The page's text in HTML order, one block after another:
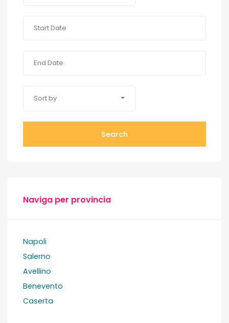
Sort by
Search
Naviga per provincia
Napoli
Salerno
Avellino
Benevento
Caserta